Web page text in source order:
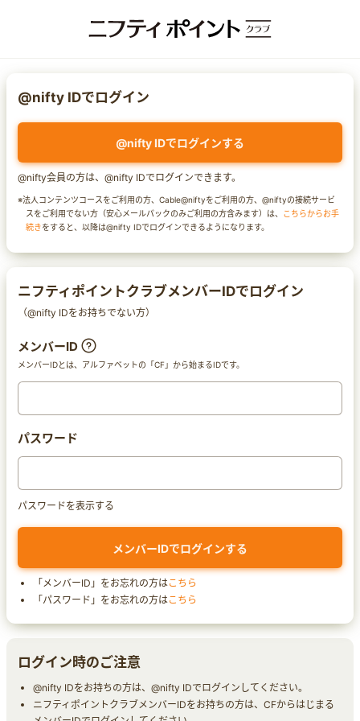
@nifty IDでログイン
@nifty IDでログインする
@nifty会員の方は、@nifty IDでログインできます。
※法人コンテンツコースをご利用の方、Cable@niftyをご利用の方、@niftyの接続サービ
スをご利用でない方（安心メールパックのみご利用の方含みます）は、 こちらからお手
続きをすると、以降は@nifty IDでログインできるようになります。
ニフティポイントクラブメンバーIDでログイン
（@nifty IDをお持ちでない方）
メンバーID
メンバーIDとは、アルファベットの「CF」から始まるIDです。
パスワード
パスワードを表示する
「メンバーID」をお忘れの方はこちら
「パスワード」をお忘れの方はこちら
ログイン時のご注意
@nifty IDをお持ちの方は、@nifty IDでログインしてください。
ニフティポイントクラブメンバーIDをお持ちの方は、CFからはじまる